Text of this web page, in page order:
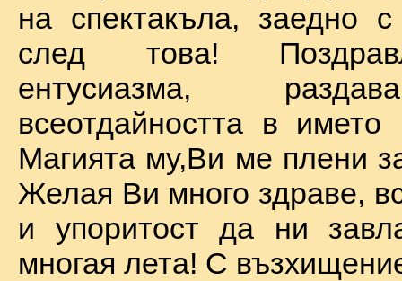
на спектакъла, заедно с
след това!
ентусиазма,
всеотдайността в името
Магията му,Ви ме плени
Желая Ви много здраве,
и упоритост да ни
многая лета! С